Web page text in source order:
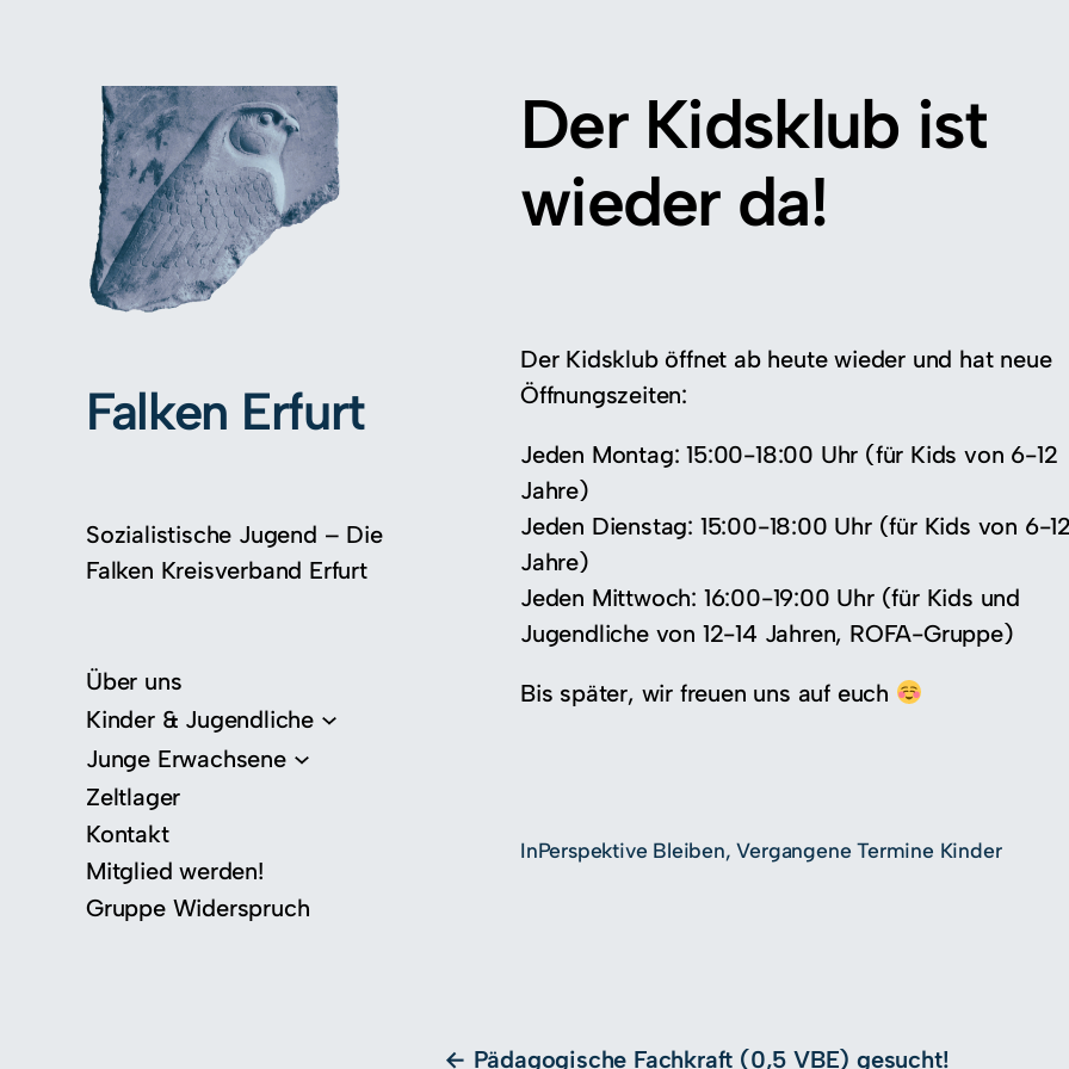
Falken Erfurt
Sozialistische Jugend – Die
Falken Kreisverband Erfurt
Über uns
Kinder & Jugendliche
Junge Erwachsene
Zeltlager
Kontakt
Mitglied werden!
Gruppe Widerspruch
Der Kidsklub ist
wieder da!
Der Kidsklub öffnet ab heute wieder und hat neue
Öffnungszeiten:
Jeden Montag: 15:00-18:00 Uhr (für Kids von 6-12
Jahre)
Jeden Dienstag: 15:00-18:00 Uhr (für Kids von 6-
Jahre)
Jeden Mittwoch: 16:00-19:00 Uhr (für Kids und
Jugendliche von 12-14 Jahren, ROFA-Gruppe)
Bis später, wir freuen uns auf euch
InPerspektive Bleiben, Vergangene Termine Kinder
Pädagogische Fachkraft (0,5 VBE) gesucht!